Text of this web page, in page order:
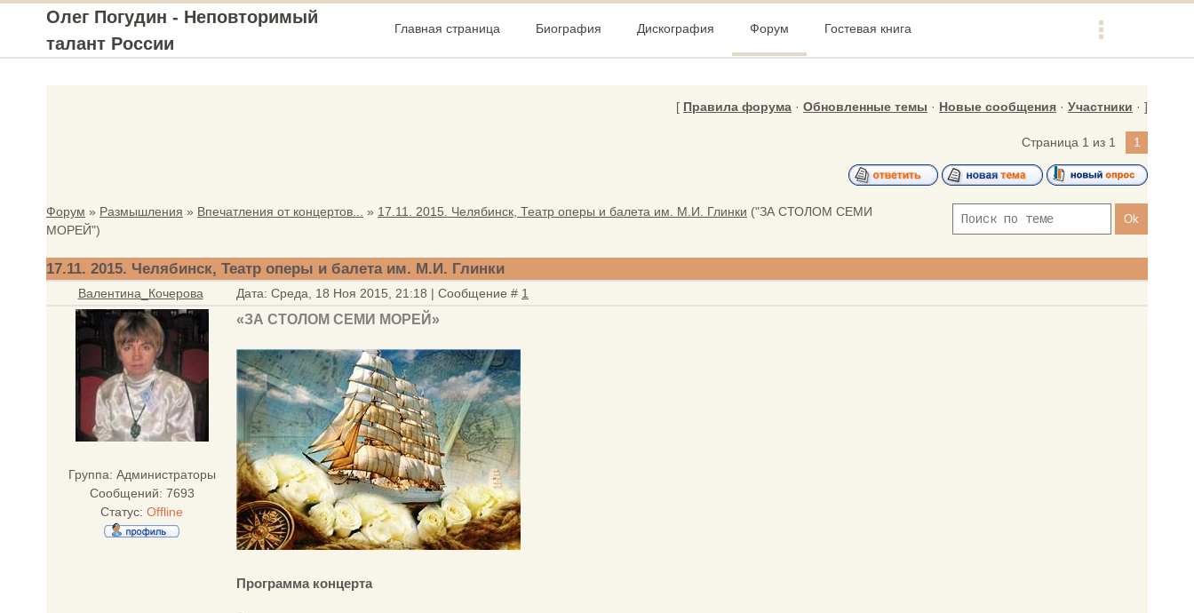
Олег Погудин - Неповторимый
талант России
Главная страница Биография Дискография Форум Гостевая книга
[ Правила форума · Обновленные темы · Новые сообщения · Участники · ]
Страница 1 из 1 1
Форум » Размышления » Впечатления от концертов... » 17.11. 2015. Челябинск, Театр оперы и балета им. М.И. Глинки ("ЗА СТОЛОМ СЕМИ
МОРЕЙ")
17.11. 2015. Челябинск, Театр оперы и балета им. М.И. Глинки
Валентина_Кочерова Дата: Среда, 18 Ноя 2015, 21:18 | Сообщение # 1
Группа: Администраторы
Сообщений: 7693
Статус: Offline
«ЗА СТОЛОМ СЕМИ МОРЕЙ»
Программа концерта